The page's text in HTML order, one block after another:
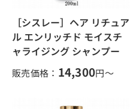
［シスレー］ヘア リチュア
ル エンリッチド モイスチ
ャライジング シャンプー
販売価格： 14,300円～